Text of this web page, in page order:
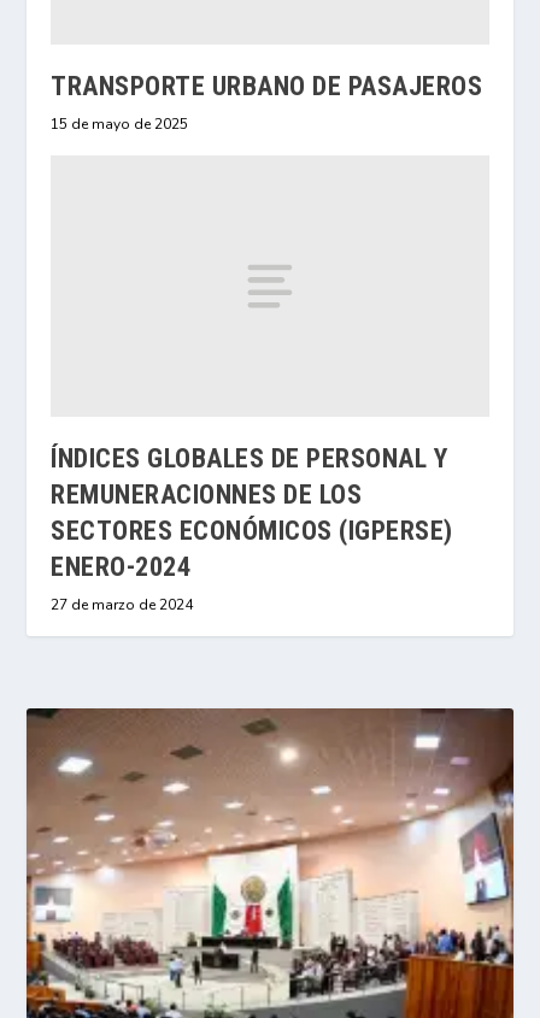
TRANSPORTE URBANO DE PASAJEROS
15 de mayo de 2025
ÍNDICES GLOBALES DE PERSONAL Y
REMUNERACIONNES DE LOS
SECTORES ECONÓMICOS (IGPERSE)
ENERO-2024
27 de marzo de 2024